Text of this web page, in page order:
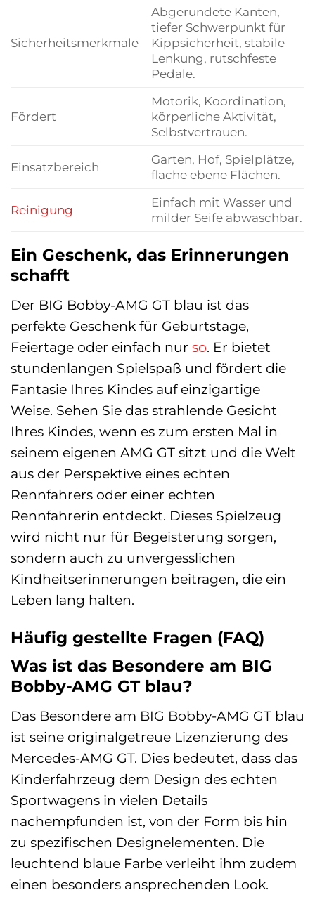
Sicherheitsmerkmale
Abgerundete Kanten,
tiefer Schwerpunkt für
Kippsicherheit, stabile
Lenkung, rutschfeste
Pedale.
Fördert
Motorik, Koordination,
körperliche Aktivität,
Selbstvertrauen.
Einsatzbereich
Garten, Hof, Spielplätze,
flache ebene Flächen.
Reinigung
Einfach mit Wasser und
milder Seife abwaschbar.
Ein Geschenk, das Erinnerungen
schafft
Der BIG Bobby-AMG GT blau ist das
perfekte Geschenk für Geburtstage,
Feiertage oder einfach nur so. Er bietet
stundenlangen Spielspaß und fördert die
Fantasie Ihres Kindes auf einzigartige
Weise. Sehen Sie das strahlende Gesicht
Ihres Kindes, wenn es zum ersten Mal in
seinem eigenen AMG GT sitzt und die Welt
aus der Perspektive eines echten
Rennfahrers oder einer echten
Rennfahrerin entdeckt. Dieses Spielzeug
wird nicht nur für Begeisterung sorgen,
sondern auch zu unvergesslichen
Kindheitserinnerungen beitragen, die ein
Leben lang halten.
Häufig gestellte Fragen (FAQ)
Was ist das Besondere am BIG
Bobby-AMG GT blau?
Das Besondere am BIG Bobby-AMG GT blau
ist seine originalgetreue Lizenzierung des
Mercedes-AMG GT. Dies bedeutet, dass das
Kinderfahrzeug dem Design des echten
Sportwagens in vielen Details
nachempfunden ist, von der Form bis hin
zu spezifischen Designelementen. Die
leuchtend blaue Farbe verleiht ihm zudem
einen besonders ansprechenden Look.